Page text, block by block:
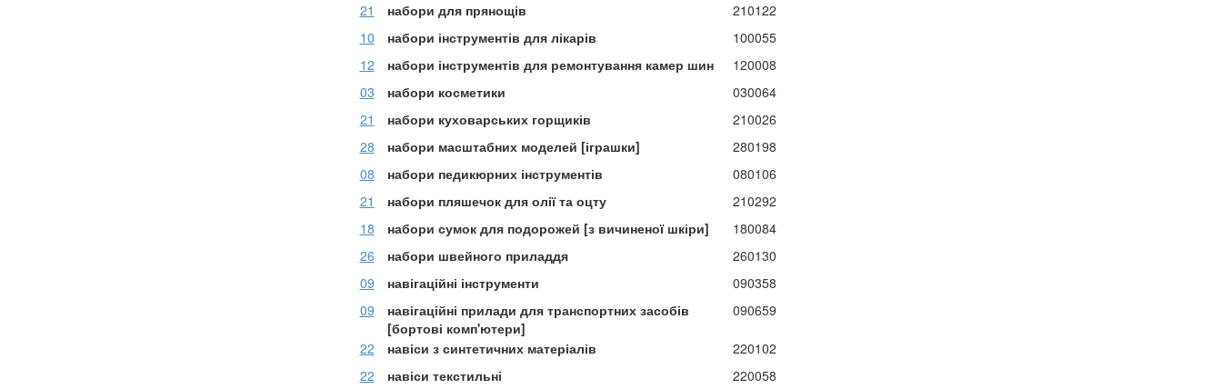
21
набори для прянощів
210122
10
набори інструментів для лікарів
100055
12
набори інструментів для ремонтування камер шин
120008
03
набори косметики
030064
21
набори куховарських горщиків
210026
28
набори масштабних моделей [іграшки]
280198
08
набори педикюрних інструментів
080106
21
набори пляшечок для олії та оцту
210292
18
набори сумок для подорожей [з вичиненої шкіри]
180084
26
набори швейного приладдя
260130
09
навігаційні інструменти
090358
09
навігаційні прилади для транспортних засобів
[бортові комп'ютери]
090659
22 навіси з синтетичних матеріалів
220102
22
навіси текстильні
220058